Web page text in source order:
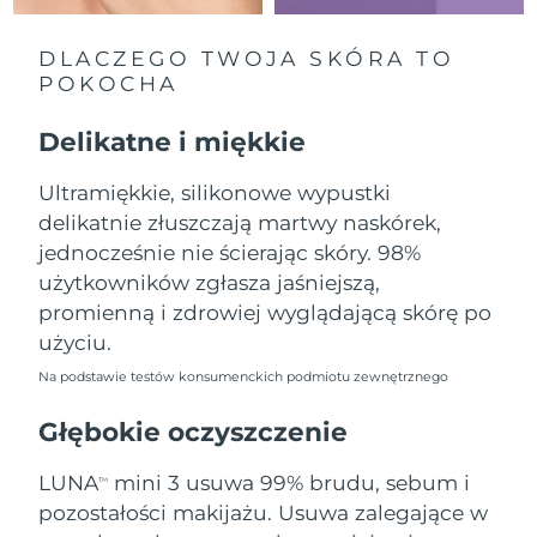
DLACZEGO TWOJA SKÓRA TO
POKOCHA
Delikatne i miękkie
Ultramiękkie, silikonowe wypustki
delikatnie złuszczają martwy naskórek,
jednocześnie nie ścierając skóry. 98%
użytkowników zgłasza jaśniejszą,
promienną i zdrowiej wyglądającą skórę po
użyciu.
Na podstawie testów konsumenckich podmiotu zewnętrznego
Głębokie oczyszczenie
LUNATM
mini 3 usuwa 99% brudu, sebum i
pozostałości makijażu. Usuwa zalegające w
Liban
Oczekiwany czas dostawy
Litwa
Oczekiwany czas dostawy
SRA Makau (Chiny)
Oczekiwany czas dostawy
Malezja
Oczekiwany czas dostawy
8/11/26
Malta
Oczekiwany czas dostawy
Meksyk
Oczekiwany czas dostawy
Monako
Oczekiwany czas dostawy